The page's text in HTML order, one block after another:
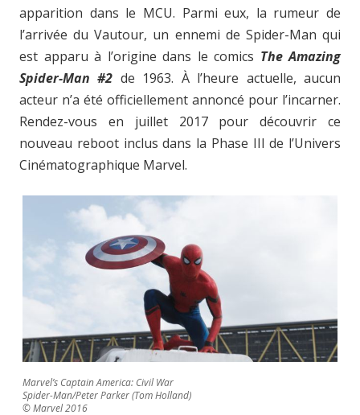
apparition dans le MCU. Parmi eux, la rumeur de
l’arrivée du Vautour, un ennemi de Spider-Man qui
est apparu à l’origine dans le comics The Amazing
Spider-Man #2 de 1963. À l’heure actuelle, aucun
acteur n’a été officiellement annoncé pour l’incarner.
Rendez-vous en juillet 2017 pour découvrir ce
nouveau reboot inclus dans la Phase III de l’Univers
Cinématographique Marvel.
Marvel’s Captain America: Civil War
Spider-Man/Peter Parker (Tom Holland)
© Marvel 2016